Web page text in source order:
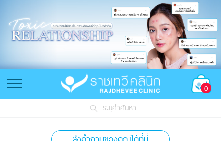
0
ระบุคำค้นหา